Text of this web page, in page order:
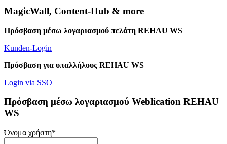
MagicWall, Content-Hub & more
Πρόσβαση μέσω λογαριασμού πελάτη REHAU WS
Kunden-Login
Πρόσβαση για υπαλλήλους REHAU WS
Login via SSO
Πρόσβαση μέσω λογαριασμού Weblication REHAU
WS
Όνομα χρήστη*